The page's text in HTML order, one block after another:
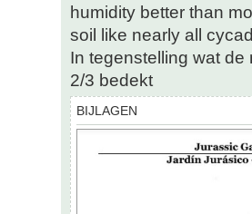
humidity better than
soil like nearly all
In tegenstelling wat
2/3 bedekt
BIJLAGEN